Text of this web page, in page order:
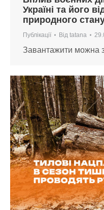
Україні та його
природного
Публікації Від tatana
Завантажити можна